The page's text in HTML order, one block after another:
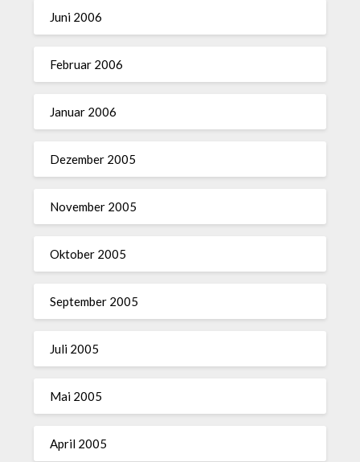
Juni 2006
Februar 2006
Januar 2006
Dezember 2005
November 2005
Oktober 2005
September 2005
Juli 2005
Mai 2005
April 2005